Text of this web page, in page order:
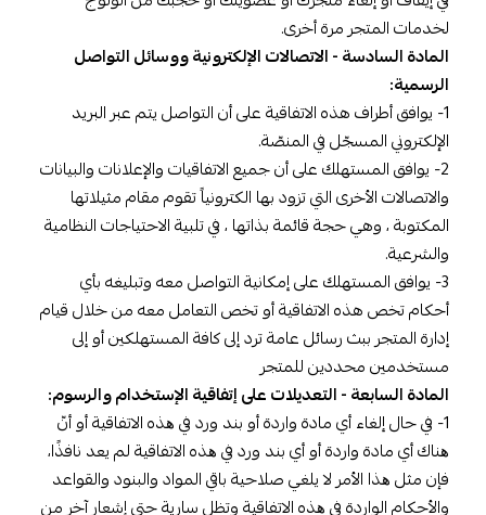
لخدمات المتجر مرة أخرى.
المادة السادسة - الاتصالات الإلكترونية ووسائل التواصل
الرسمية:
1- يوافق أطراف هذه الاتفاقية على أن التواصل يتم عبر البريد
الإلكتروني المسجّل في المنصّة.
2- يوافق المستهلك على أن جميع الاتفاقيات والإعلانات والبيانات
والاتصالات الأخرى التي تزود بها الكترونياً تقوم مقام مثيلاتها
المكتوبة ، وهي حجة قائمة بذاتها ، في تلبية الاحتياجات النظامية
والشرعية.
3- يوافق المستهلك على إمكانية التواصل معه وتبليغه بأي
أحكام تخص هذه الاتفاقية أو تخص التعامل معه من خلال قيام
إدارة المتجر ببث رسائل عامة ترد إلى كافة المستهلكين أو إلى
مستخدمين محددين للمتجر
المادة السابعة - التعديلات على إتفاقية الإستخدام والرسوم:
1- في حال إلغاء أي مادة واردة أو بند ورد في ھذه الاتفاقیة أو أنّ
ھناك أي مادة واردة أو أي بند ورد في ھذه الاتفاقیة لم یعد نافذًا،
فإن مثل ھذا الأمر لا يلغي صلاحية باقي المواد والبنود والقواعد
والأحكام الواردة في ھذه الاتفاقية وتظل سارية حتى إشعار آخر من